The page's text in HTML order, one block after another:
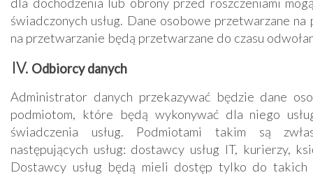
świadczonych usług. Dane osobowe przetwarzane
na przetwarzanie będą przetwarzane do czasu
Odbiorcy danych
Administrator danych przekazywać będzie dane
podmiotom, które będą wykonywać dla niego
świadczenia usług. Podmiotami takim są
następujących usług: dostawcy usług IT, kurierzy,
Dostawcy usług będą mieli dostęp tylko do takich